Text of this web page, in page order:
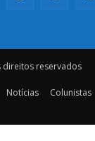
direitos reservados
Notícias Colunistas